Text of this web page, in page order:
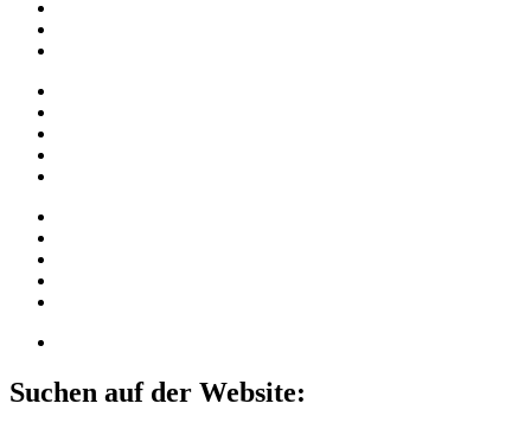
Suchen auf der Website: